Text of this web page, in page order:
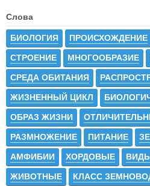
Слова
БИОЛОГИЯ ПРОИСХОЖДЕНИЕ
СТРОЕНИЕ МНОГООБРАЗИЕ
СРЕДА ОБИТАНИЯ
ЖИЗНЕННЫЙ ЦИКЛ
ОБРАЗ ЖИЗНИ
РАЗМНОЖЕНИЕ ПИТАНИЕ
АМФИБИИ ХОРДОВЫЕ
ЖИВОТНЫЕ КЛАСС